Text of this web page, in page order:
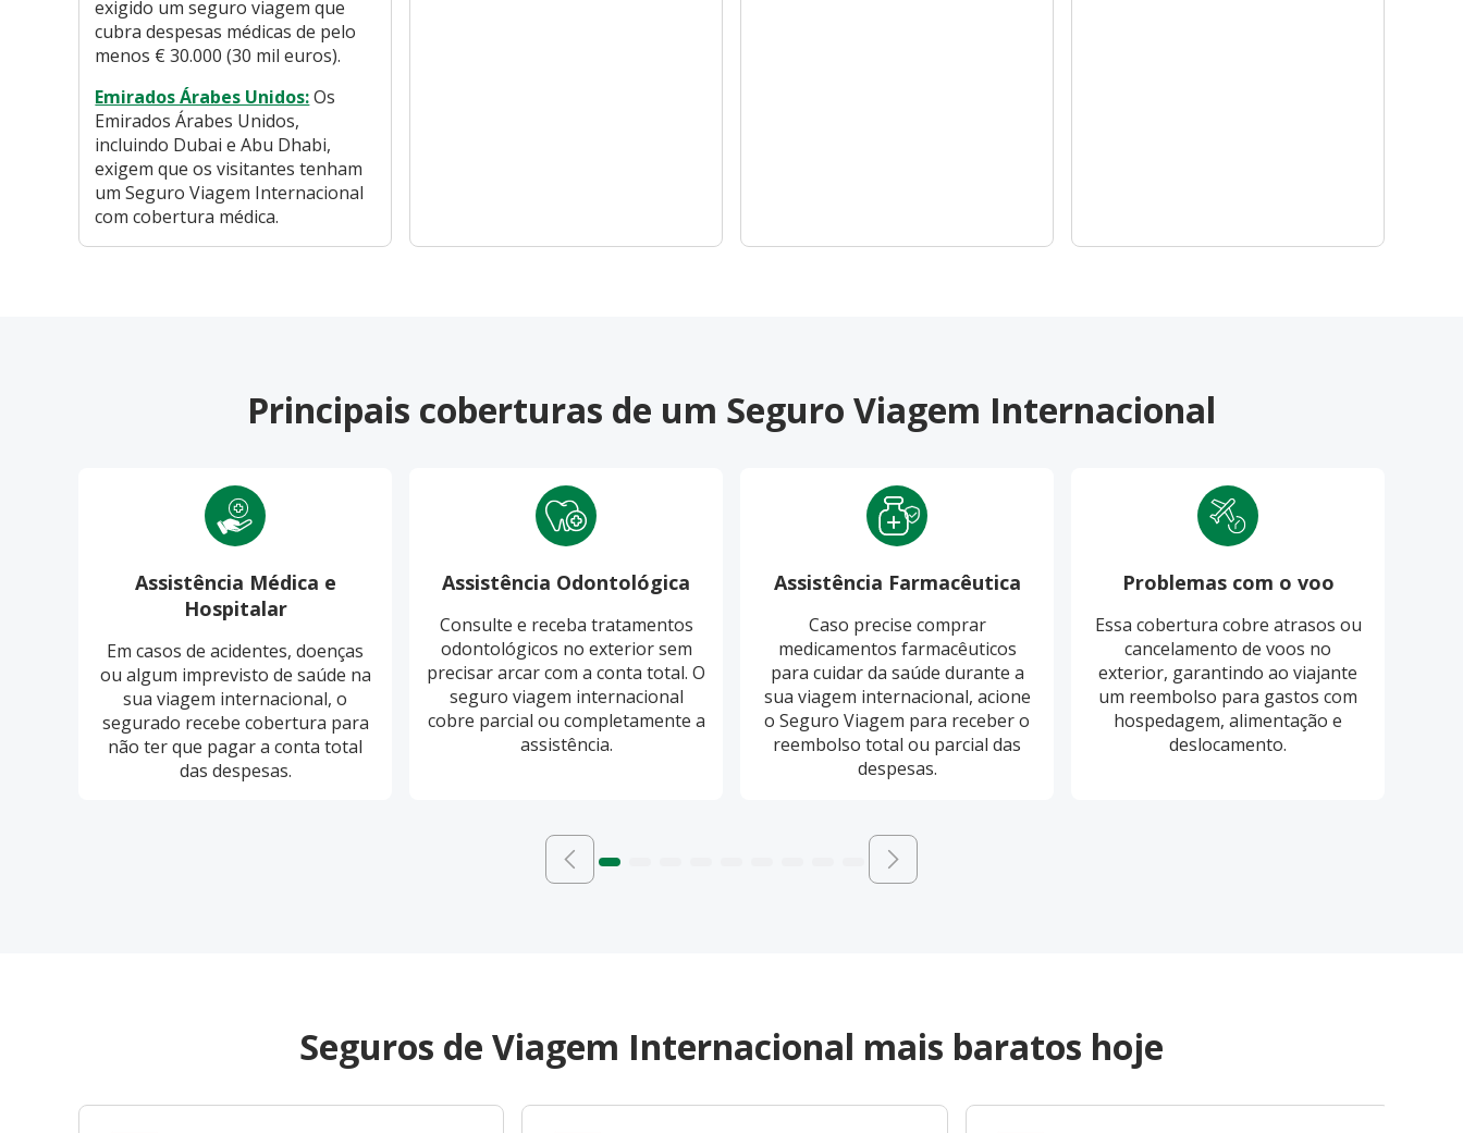
exigido um seguro viagem que
cubra despesas médicas de pelo
menos € 30.000 (30 mil euros).
Emirados Árabes Unidos:Os
Emirados Árabes Unidos,
incluindo Dubai e Abu Dhabi,
exigem que os visitantes tenham
um Seguro Viagem Internacional
com cobertura médica.
Principais coberturas de um Seguro Viagem Internacional
Assistência Médica e
Hospitalar
Em casos de acidentes, doenças
ou algum imprevisto de saúde na
sua viagem internacional, o
segurado recebe cobertura para
não ter que pagar a conta total
das despesas.
Assistência Odontológica
Consulte e receba tratamentos
odontológicos no exterior sem
precisar arcar com a conta total. O
seguro viagem internacional
cobre parcial ou completamente a
assistência.
Assistência Farmacêutica
Caso precise comprar
medicamentos farmacêuticos
para cuidar da saúde durante a
sua viagem internacional, acione
o Seguro Viagem para receber o
reembolso total ou parcial das
despesas.
Problemas com o voo
Essa cobertura cobre atrasos ou
cancelamento de voos no
exterior, garantindo ao viajante
um reembolso para gastos com
hospedagem, alimentação e
deslocamento.
Seguros de Viagem Internacional mais baratos hoje